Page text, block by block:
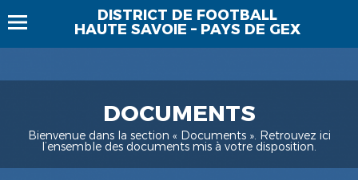
DISTRICT DE FOOTBALL
HAUTE SAVOIE – PAYS DE GEX
DOCUMENTS
Bienvenue dans la section « Documents ». Retrouvez ici
l’ensemble des documents mis à votre disposition.